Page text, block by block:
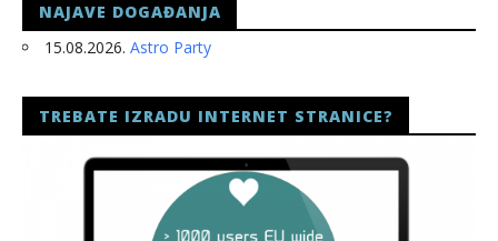
NAJAVE DOGAĐANJA
15.08.2026. Astro Party
TREBATE IZRADU INTERNET STRANICE?